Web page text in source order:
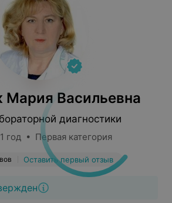
Мария Васильевна
диагностики
год • Первая категория
Оставить первый отзыв